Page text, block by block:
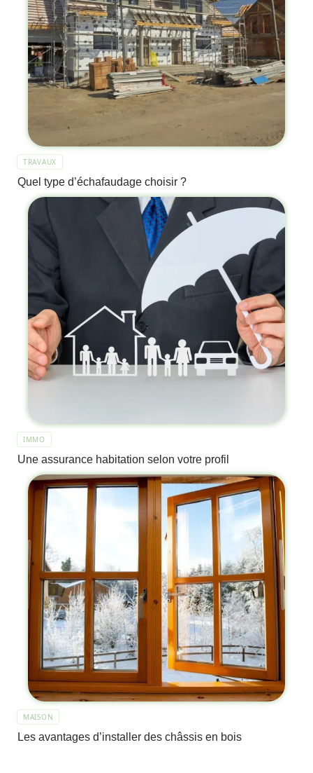
TRAVAUX
Quel type d’échafaudage choisir ?
IMMO
Une assurance habitation selon votre profil
MAISON
Les avantages d’installer des châssis en bois